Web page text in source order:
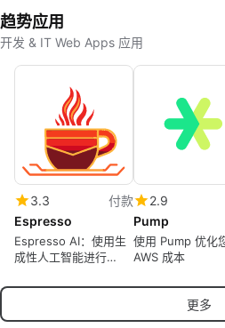
趋势应用
开发 & IT Web Apps 应用
3.3
付款
Espresso
Espresso AI：使用生
成性人工智能进行
2.9
Pump
使用 Pump 优化
AWS 成本
更多